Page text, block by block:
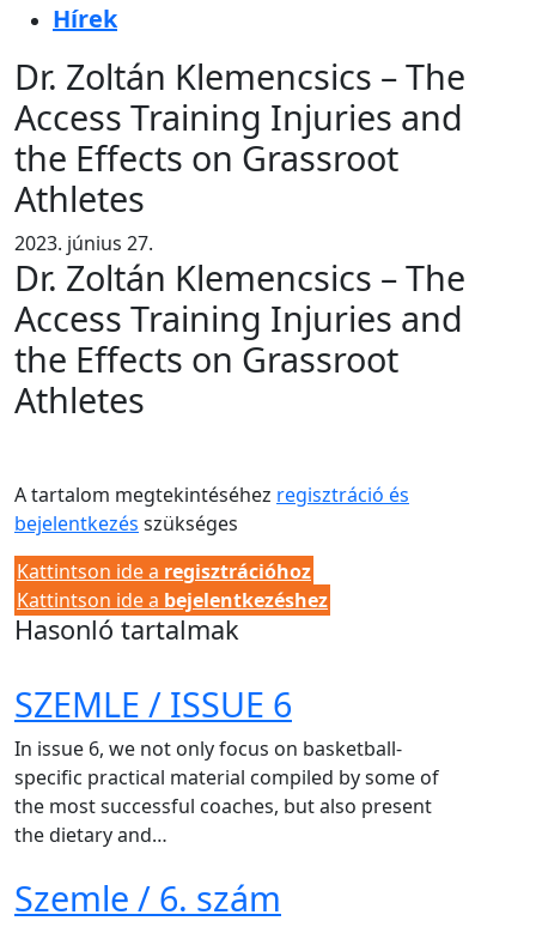
Hírek
Dr. Zoltán Klemencsics – The
Access Training Injuries and
the Effects on Grassroot
Athletes
2023. június 27.
Dr. Zoltán Klemencsics – The
Access Training Injuries and
the Effects on Grassroot
Athletes
A tartalom megtekintéséhez regisztráció és
bejelentkezés szükséges
Kattintson ide a regisztrációhoz
Kattintson ide a bejelentkezéshez
Hasonló tartalmak
SZEMLE / ISSUE 6
In issue 6, we not only focus on basketball-
specific practical material compiled by some of
the most successful coaches, but also present
the dietary and…
Szemle / 6. szám